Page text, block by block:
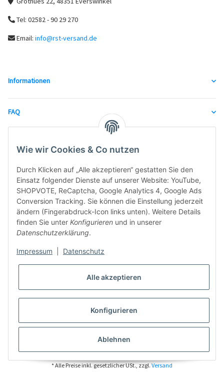
Wie wir Cookies & Co nutzen
Durch Klicken auf „Alle akzeptieren“ gestatten Sie den
Einsatz folgender Dienste auf unserer Website: YouTube,
SHOPVOTE, ReCaptcha, Google Analytics 4, Google Ads
Conversion Tracking. Sie können die Einstellung jederzeit
ändern (Fingerabdruck-Icon links unten). Weitere Details
finden Sie unter Konfigurieren und in unserer
Datenschutzerklärung.
Impressum Datenschutz
Alle akzeptieren
Konfigurieren
Ablehnen
Tel: 02582 - 90 29 270
Email: info@rst-versand.de
Informationen
FAQ
unsere Partner
* Alle Preise inkl. gesetzlicher USt., zzgl.Versand